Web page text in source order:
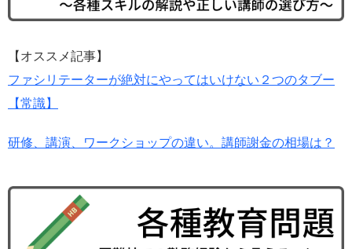
【オススメ記事】
ファシリテーターが絶対にやってはいけない２つのタブー
【常識】
研修、講演、ワークショップの違い。講師謝金の相場は？